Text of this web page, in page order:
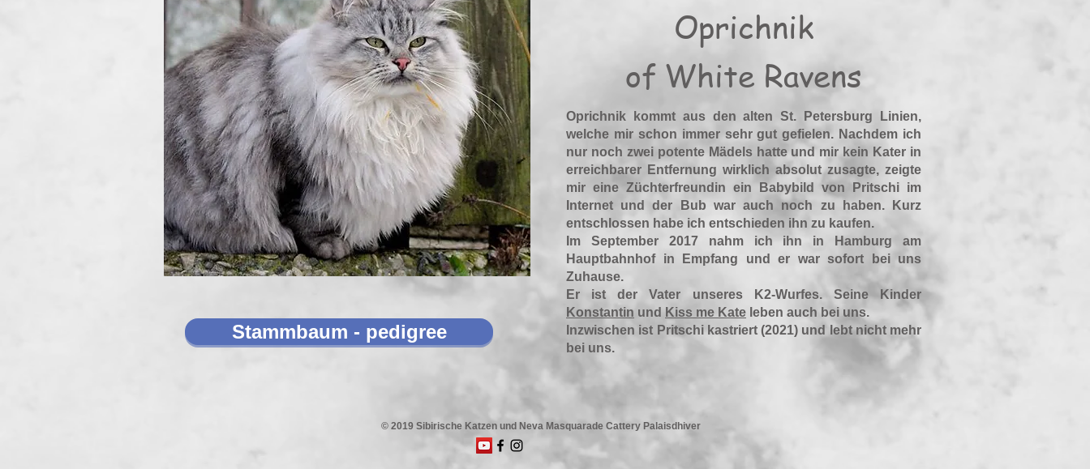
Stammbaum - pedigree
Oprichnik
of White Ravens
Oprichnik kommt aus den alten St. Petersburg Linien,
welche mir schon immer sehr gut gefielen. Nachdem ich
nur noch zwei potente Mädels hatte und mir kein Kater in
erreichbarer Entfernung wirklich absolut zusagte, zeigte
mir eine Züchterfreundin ein Babybild von Pritschi im
Internet und der Bub war auch noch zu haben. Kurz
entschlossen habe ich entschieden ihn zu kaufen.
Im September 2017 nahm ich ihn in Hamburg am
Hauptbahnhof in Empfang und er war sofort bei uns
Zuhause.
Er ist der Vater unseres K2-Wurfes. Seine Kinder
Konstantin und Kiss me Kate leben auch bei uns.
Inzwischen ist Pritschi kastriert (2021) und lebt nicht mehr
bei uns.
© 2019 Sibirische Katzen und Neva Masquarade Cattery Palaisdhiver